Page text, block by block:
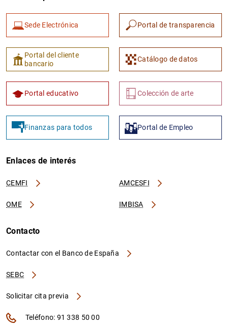
Sede Electrónica Portal de transparencia
Portal del cliente
bancario
Catálogo de datos
Portal educativo Colección de arte
Finanzas para todos Portal de Empleo
Enlaces de interés
CEMFI AMCESFI
OME IMBISA
Contacto
Contactar con el Banco de España
SEBC
Solicitar cita previa
Teléfono: 91 338 50 00